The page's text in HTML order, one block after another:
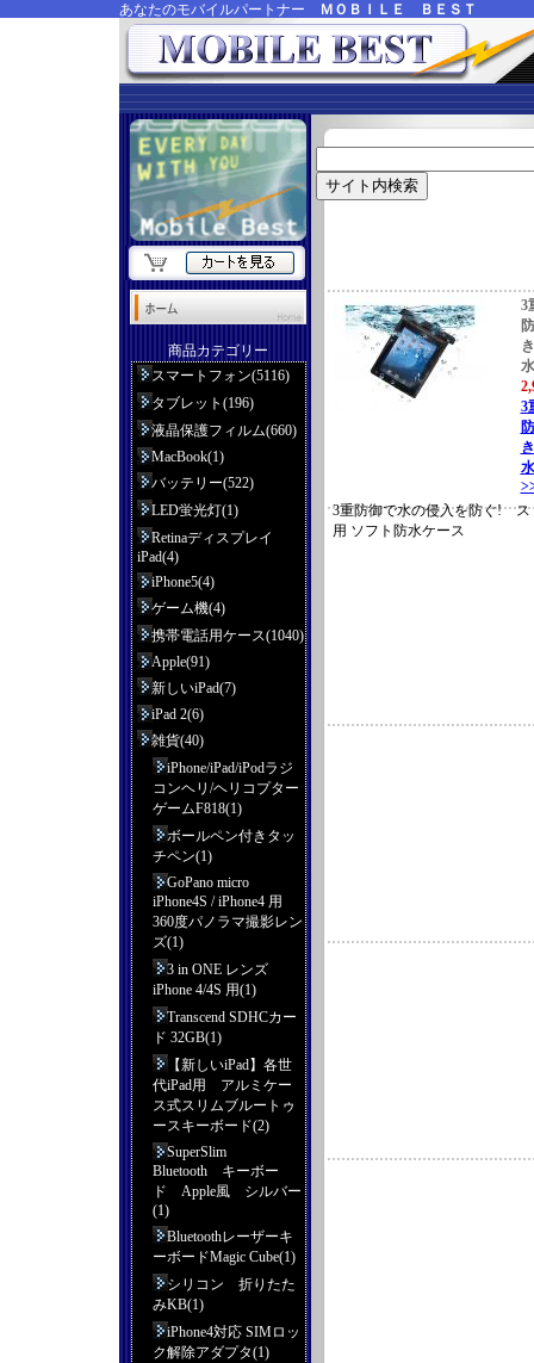
あなたのモバイルパートナー ＭＯＢＩＬＥ ＢＥＳＴ
3
3
3重防御で水の侵入を防ぐ!
用 ソフト防水ケース
商品カテゴリー
スマートフォン(5116)
タブレット(196)
液晶保護フィルム(660)
MacBook(1)
バッテリー(522)
LED蛍光灯(1)
Retinaディスプレイ
iPad(4)
iPhone5(4)
ゲーム機(4)
携帯電話用ケース(1040)
Apple(91)
新しいiPad(7)
iPad 2(6)
雑貨(40)
iPhone/iPad/iPodラジ
コンヘリ/ヘリコプター
ゲームF818(1)
ボールペン付きタッ
チペン(1)
GoPano micro
iPhone4S / iPhone4 用
360度パノラマ撮影レン
ズ(1)
3 in ONE レンズ
iPhone 4/4S 用(1)
Transcend SDHCカー
ド 32GB(1)
【新しいiPad】各世
代iPad用 アルミケー
ス式スリムブルートゥ
ースキーボード(2)
SuperSlim
Bluetooth キーボー
ド Apple風 シルバー
(1)
Bluetoothレーザーキ
ーボードMagic Cube(1)
シリコン 折りたた
みKB(1)
iPhone4対応 SIMロッ
ク解除アダプタ(1)